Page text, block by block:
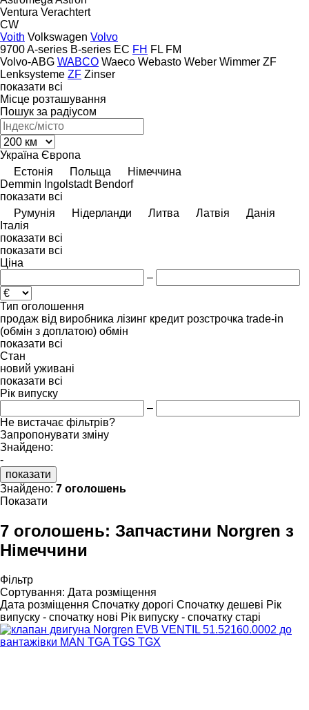
Ventura Verachtert
CW
Voith Volkswagen Volvo
9700A-series B-series EC FH FL FM
Volvo-ABG WABCO Waeco Webasto Weber Wimmer ZF
Lenksysteme ZF Zinser
показати всі
Місце розташування
Пошук за радіусом
Україна Європа
Естонія
Польща
Німеччина
Demmin Ingolstadt Bendorf
показати всі
Румунія
Нідерланди Литва Латвія
Данія
Італія
показати всі
показати всі
Ціна
–
Тип оголошення
продаж від виробника лізинг кредит розстрочка trade-in
(обмін з доплатою) обмін
показати всі
Стан
новий уживані
показати всі
Рік випуску
–
Не вистачає фільтрів?
Запропонувати зміну
Знайдено:
-
показати
Знайдено: 7 оголошень
Показати
7 оголошень: Запчастини Norgren з
Німеччини
Фільтр
Сортування: Дата розміщення
Дата розміщення Спочатку дорогі Спочатку дешеві Рік
випуску - спочатку нові Рік випуску - спочатку старі